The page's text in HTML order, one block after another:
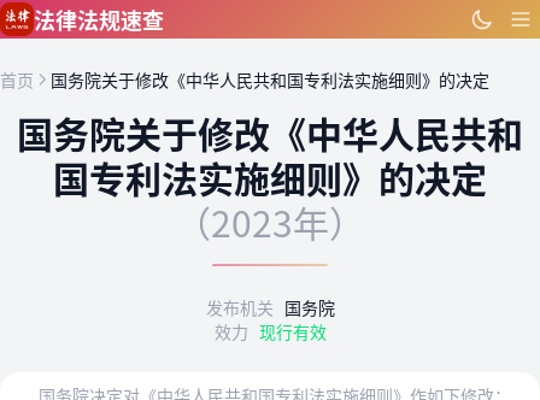
跳到主要内容
法律法规速查
首页 国务院关于修改《中华人民共和国专利法实施细则》的决定
国务院关于修改《中华人民共和
国专利法实施细则》的决定
（2023年）
发布机关 国务院
效力 现行有效
国务院决定对《中华人民共和国专利法实施细则》作如下修改：